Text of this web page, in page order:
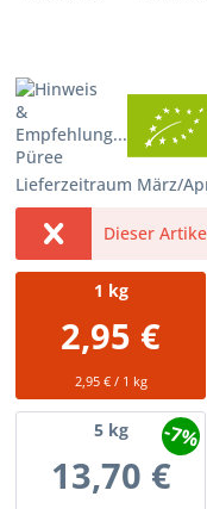
Lieferzeitraum März/
Dieser
1 kg
2,95 €
2,95 € / 1 kg
5kg
13,70 €
-7%